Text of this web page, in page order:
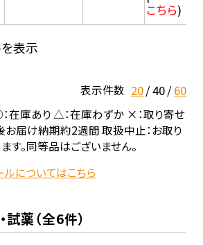
こちら)
表示
表示件数 20 40 60
在庫あり △：在庫わずか ×：取り寄せ
届け納期約2週間 取扱中止：お取り
す。同等品はございません。
についてはこちら
薬（全6件）